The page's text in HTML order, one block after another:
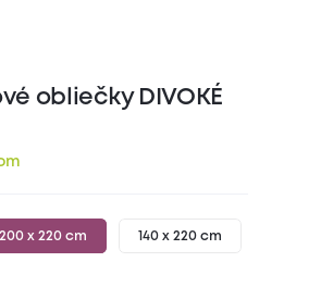
obliečky DIVOKÉ
200 x 220 cm 140 x 220 cm